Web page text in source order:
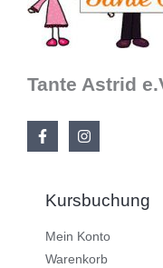
Tante Astrid
Kursbuchung
Mein Konto
Warenkorb